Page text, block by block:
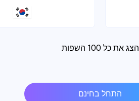
הצג את כל 100 השפות
התחל בחינם